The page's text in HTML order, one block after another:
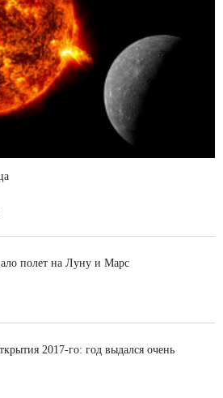
полет на Луну и Марс
2017-го: год выдался очень